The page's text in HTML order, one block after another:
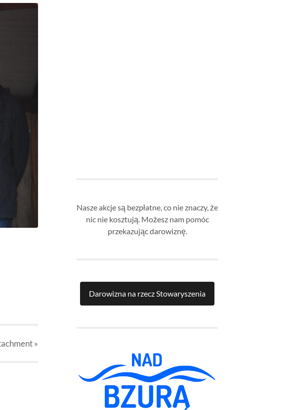
»
Nasze akcje są bezpłatne, co nie znaczy, że
nic nie kosztują. Możesz nam pomóc
przekazując darowiznę.
Darowizna na rzecz Stowaryszenia